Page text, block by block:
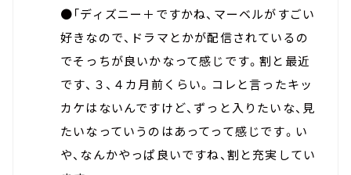
●「ディズニー＋ですかね、マーベルがすごい
好きなので、ドラマとかが配信されているの
でそっちが良いかなって感じです。割と最近
です、３、４カ月前くらい。コレと言ったキッ
カケはないんですけど、ずっと入りたいな、見
たいなっていうのはあってって感じです。い
や、なんかやっぱ良いですね、割と充実してい